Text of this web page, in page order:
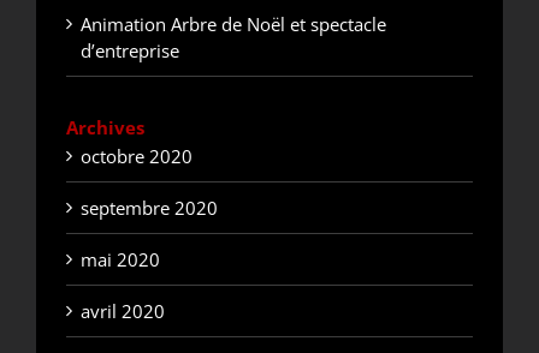
Animation Arbre de Noël et spectacle
d’entreprise
Archives
octobre 2020
septembre 2020
mai 2020
avril 2020